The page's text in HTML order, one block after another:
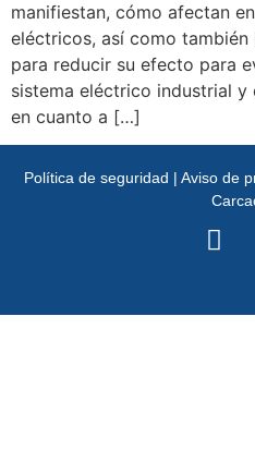
manifiestan, cómo afectan
eléctricos, así como
para reducir su efecto para
sistema eléctrico industrial
en cuanto a […]
Política de seguridad | Aviso de